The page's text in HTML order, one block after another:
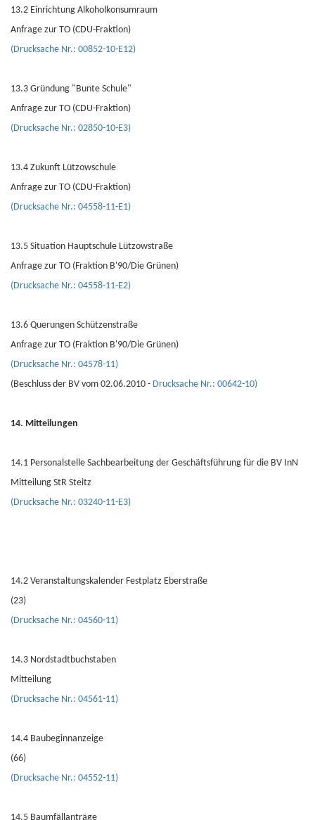
13.2 Einrichtung Alkoholkonsumraum
Anfrage zur TO (CDU-Fraktion)
(Drucksache Nr.: 00852-10-E12)
13.3 Gründung "Bunte Schule"
Anfrage zur TO (CDU-Fraktion)
(Drucksache Nr.: 02850-10-E3)
13.4 Zukunft Lützowschule
Anfrage zur TO (CDU-Fraktion)
(Drucksache Nr.: 04558-11-E1)
13.5 Situation Hauptschule Lützowstraße
Anfrage zur TO (Fraktion B'90/Die Grünen)
(Drucksache Nr.: 04558-11-E2)
13.6 Querungen Schützenstraße
Anfrage zur TO (Fraktion B'90/Die Grünen)
(Drucksache Nr.: 04578-11)
(Beschluss der BV vom 02.06.2010 - Drucksache Nr.: 00642-10)
14. Mitteilungen
14.1 Personalstelle Sachbearbeitung der Geschäftsführung für die BV InN
Mitteilung StR Steitz
(Drucksache Nr.: 03240-11-E3)
14.2 Veranstaltungskalender Festplatz Eberstraße
(23)
(Drucksache Nr.: 04560-11)
14.3 Nordstadtbuchstaben
Mitteilung
(Drucksache Nr.: 04561-11)
14.4 Baubeginnanzeige
(66)
(Drucksache Nr.: 04552-11)
14.5 Baumfällanträge